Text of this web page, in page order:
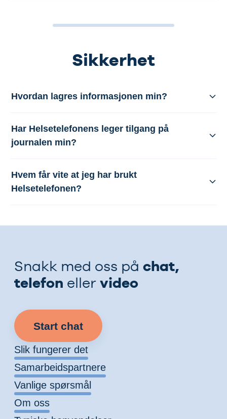
Sikkerhet
Hvordan lagres informasjonen min?
Har Helsetelefonens leger tilgang på
journalen min?
Hvem får vite at jeg har brukt
Helsetelefonen?
Snakk med oss på chat,
telefon eller video
Start chat
Slik fungerer det
Samarbeidspartnere
Vanlige spørsmål
Om oss